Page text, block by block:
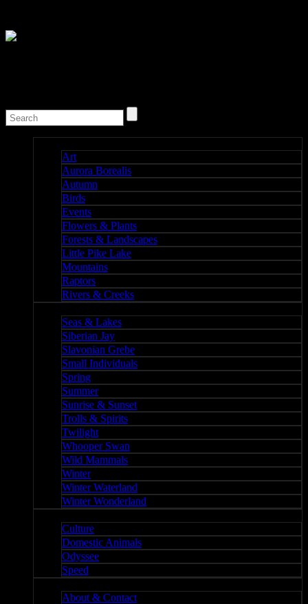
Art
Aurora Borealis
Autumn
Birds
Events
Flowers & Plants
Forests & Landscapes
Little Pike Lake
Mountains
Raptors
Rivers & Creeks
Seas & Lakes
Siberian Jay
Slavonian Grebe
Small Individuals
Spring
Summer
Sunrise & Sunset
Trolls & Spirits
Twilight
Whooper Swan
Wild Mammals
Winter
Winter Waterland
Winter Wonderland
Culture
Domestic Animals
Odyssee
Speed
About & Contact